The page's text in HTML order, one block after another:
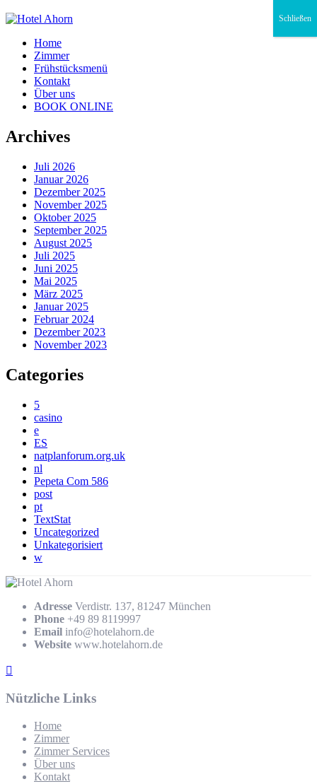
Home
Zimmer
Frühstücksmenü
Kontakt
Über uns
BOOK ONLINE
Archives
Juli 2026
Januar 2026
Dezember 2025
November 2025
Oktober 2025
September 2025
August 2025
Juli 2025
Juni 2025
Mai 2025
März 2025
Januar 2025
Februar 2024
Dezember 2023
November 2023
Categories
5
casino
e
ES
natplanforum.org.uk
nl
Pepeta Com 586
post
pt
TextStat
Uncategorized
Unkategorisiert
w
Adresse Verdistr. 137, 81247 München
Phone +49 89 8119997
Email info@hotelahorn.de
Website www.hotelahorn.de
Nützliche Links
Home
Zimmer
Zimmer Services
Über uns
Kontakt
Schließen